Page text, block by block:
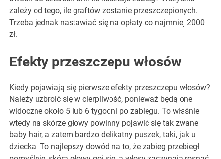
zależy od tego, ile graftów zostanie przeszczepionych.
Trzeba jednak nastawiać się na opłaty co najmniej 2000
zł.
Efekty przeszczepu włosów
Kiedy pojawiają się pierwsze efekty przeszczepu włosów?
Należy uzbroić się w cierpliwość, ponieważ będą one
widoczne około 5 lub 6 tygodni po zabiegu. To właśnie
wtedy na skórze głowy powinny pojawić się tak zwane
baby hair, a zatem bardzo delikatny puszek, taki, jak u
dziecka. To najlepszy dowód na to, że zabieg przebiegł